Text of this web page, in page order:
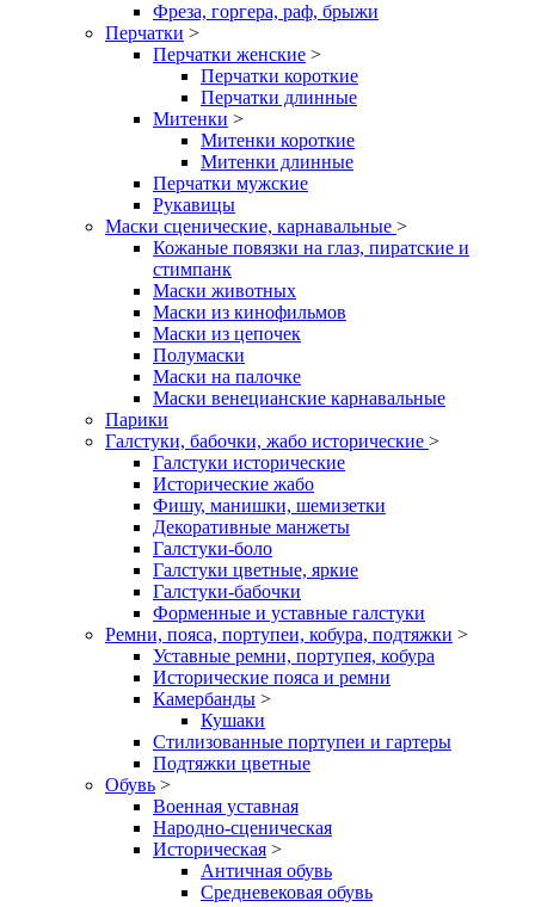
Фреза, горгера, раф, брыжи
Перчатки >
Перчатки женские >
Перчатки короткие
Перчатки длинные
Митенки >
Митенки короткие
Митенки длинные
Перчатки мужские
Рукавицы
Маски сценические, карнавальные >
Кожаные повязки на глаз, пиратские и
стимпанк
Маски животных
Маски из кинофильмов
Маски из цепочек
Полумаски
Маски на палочке
Маски венецианские карнавальные
Парики
Галстуки, бабочки, жабо исторические >
Галстуки исторические
Исторические жабо
Фишу, манишки, шемизетки
Декоративные манжеты
Галстуки-боло
Галстуки цветные, яркие
Галстуки-бабочки
Форменные и уставные галстуки
Ремни, пояса, портупеи, кобура, подтяжки >
Уставные ремни, портупея, кобура
Исторические пояса и ремни
Камербанды >
Кушаки
Стилизованные портупеи и гартеры
Подтяжки цветные
Обувь >
Военная уставная
Народно-сценическая
Историческая >
Античная обувь
Средневековая обувь